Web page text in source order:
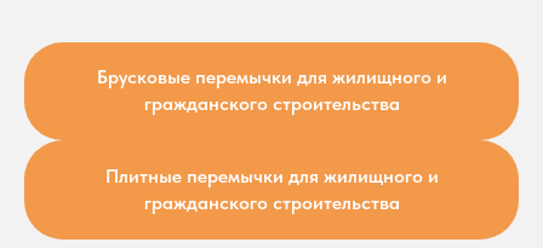
Брусковые перемычки для жилищного и
гражданского строительства
Плитные перемычки для жилищного и
гражданского строительства